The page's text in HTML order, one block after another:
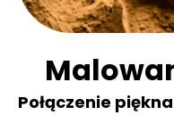
Połączenie